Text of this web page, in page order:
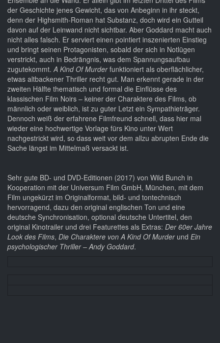
der Geschichte jenes Gewicht, das von Anbeginn in ihr steckt,
denn der Highsmith-Roman hat Substanz, doch wird ein Gutteil
davon auf der Leinwand nicht sichtbar. Aber Goddard macht auch
nicht alles falsch. Er serviert einen pointiert inszenierten Einstieg
und bringt seinen Protagonisten, sobald der sich in Notlügen
verstrickt, auch in Bedrängnis, was dem Spannungsaufbau
zugutekommt.A Kind Of Murderfunktioniert als oberflächlicher,
etwas altbackener Thriller recht gut. Man erkennt gerade in der
zweiten Hälfte thematisch und formal die Einflüsse des
klassischen Film Noirs – keiner der Charaktere des Films, ob
männlich oder weiblich, ist zu guter Letzt ein Sympathieträger.
Dennoch weiß der erfahrene Filmfreund schnell, dass hier mal
wieder eine hochwertige Vorlage fürs Kino unter Wert
nachgestrickt wird, so dass weit vor dem allzu abrupten Ende die
Sache längst im Mittelmaß versackt ist.
Sehr gute BD- und DVD-Editionen (2017) von Wild Bunch in
Kooperation mit der Universum Film GmbH, München, mit dem
Film ungekürzt im Originalformat, bild- und tontechnisch
hervorragend, dazu den original englischen Ton und eine
deutsche Synchronisation, optional deutsche Untertitel, den
original Kinotrailer und drei Featurettes als Extras: Der 60er Jahre
Look des Films, Die Charaktere von A Kind Of Murderund Ein
psychologischer Thriller – Andy Goddard.